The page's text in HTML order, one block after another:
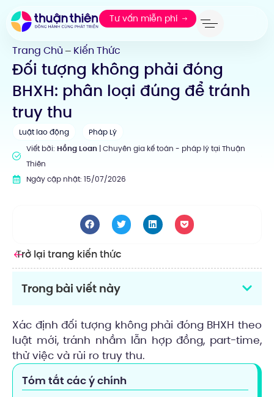
Tư vấn miễn phí
Trang Chủ — Kiến Thức
Đối tượng không phải đóng
BHXH: phân loại đúng để tránh
truy thu
Luật lao động
Pháp Lý
Viết bởi: Hồng Loan| Chuyên gia kế toán - pháp lý tại Thuận
Thiên
Ngày cập nhật: 15/07/2026
Xác định đối tượng không phải đóng BHXH theo
luật mới, tránh nhầm lẫn hợp đồng, part-time,
thử việc và rủi ro truy thu.
Tóm tắt các ý chính
Trở lại trang kiến thức
Trong bài viết này